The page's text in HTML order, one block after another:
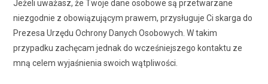
Jeżeli uważasz, że Twoje dane osobowe są przetwarzane
niezgodnie z obowiązującym prawem, przysługuje Ci skarga do
Prezesa Urzędu Ochrony Danych Osobowych. W takim
przypadku zachęcam jednak do wcześniejszego kontaktu ze
mną celem wyjaśnienia swoich wątpliwości.